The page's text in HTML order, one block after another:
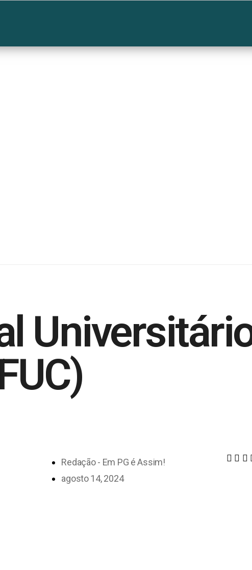
Redação - Em PG é Assim!
agosto 14, 2024